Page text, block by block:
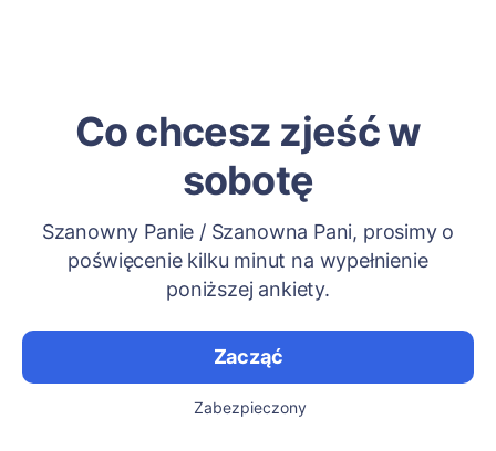
Co chcesz zjeść w
sobotę
Szanowny Panie / Szanowna Pani, prosimy o
poświęcenie kilku minut na wypełnienie
poniższej ankiety.
Zacząć
Zabezpieczony